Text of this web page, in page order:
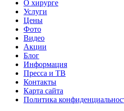
О хирурге
Услуги
Цены
Фото
Видео
Акции
Блог
Информация
Пресса и ТВ
Контакты
Карта сайта
Политика